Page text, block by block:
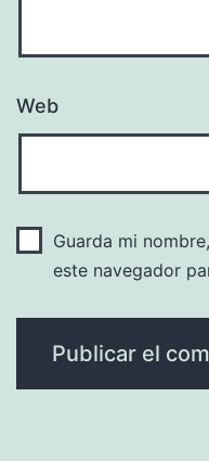
Web
Guarda mi
este navegador